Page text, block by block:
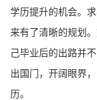
学历提升的机会。
来有了清晰的规划
己毕业后的出路并
出国门，开阔眼界
历。